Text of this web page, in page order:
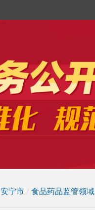
安宁市 / 食品药品监管领域